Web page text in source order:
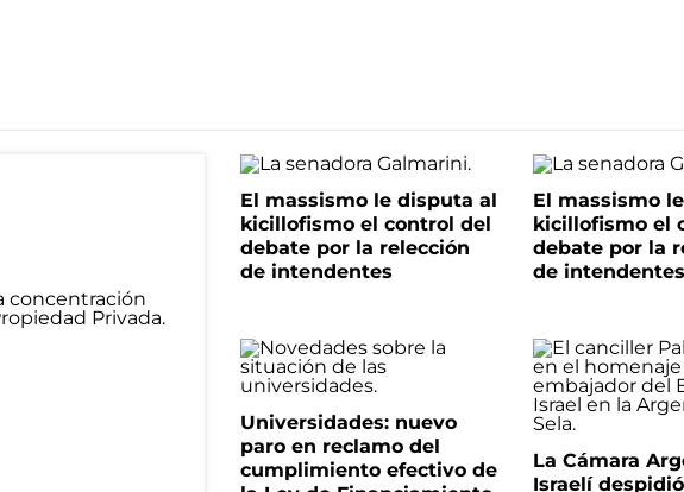
El massismo le disputa al
kicillofismo el control del
debate por la relección
de intendentes
El massismo
kicillofismo el
debate por la
de intendentes
Universidades: nuevo
paro en reclamo del
cumplimiento efectivo de
La Cámara
Israelí